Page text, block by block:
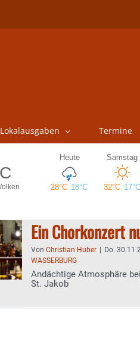
Lokalausgaben Termine
Ein Chorkonzert
Von Christian Huber Do.
WASSERBURG
Andächtige Atmosphäre
St. Jakob